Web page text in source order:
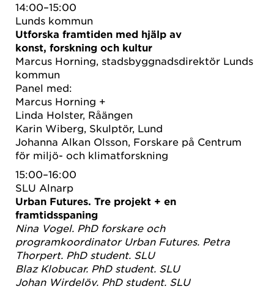
14:00–15:00
Lunds kommun
Utforska framtiden med hjälp av
konst, forskning och kultur
Marcus Horning, stadsbyggnadsdirektör Lunds
kommun
Panel med:
Marcus Horning +
Linda Holster, Råängen
Karin Wiberg, Skulptör, Lund
Johanna Alkan Olsson, Forskare på Centrum
för miljö- och klimatforskning
15:00–16:00
SLU Alnarp
Urban Futures. Tre projekt + en
framtidsspaning
Nina Vogel. PhD forskare och
programkoordinator Urban Futures. Petra
Thorpert. PhD student. SLU
Blaz Klobucar. PhD student. SLU
Johan Wirdelöv. PhD student. SLU